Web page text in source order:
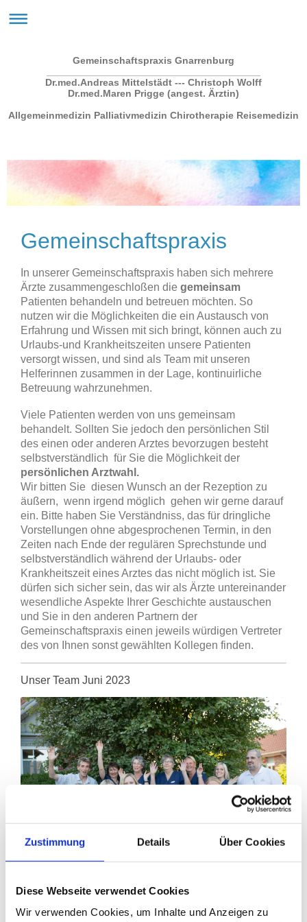
Zustimmung Details Über Cookies
Diese Webseite verwendet Cookies
Wir verwenden Cookies, um Inhalte und Anzeigen zu
Gemeinschaftspraxis Gnarrenburg
Dr.med.Andreas Mittelstädt --- Christoph Wolff
Dr.med.Maren Prigge (angest. Ärztin)
Allgemeinmedizin Palliativmedizin Chirotherapie Reisemedizin
Gemeinschaftspraxis
In unserer Gemeinschaftspraxis haben sich mehrere
Ärzte zusammengeschloßen die gemeinsam
Patienten behandeln und betreuen möchten. So
nutzen wir die Möglichkeiten die ein Austausch von
Erfahrung und Wissen mit sich bringt, können auch zu
Urlaubs-und Krankheitszeiten unsere Patienten
versorgt wissen, und sind als Team mit unseren
Helferinnen zusammen in der Lage, kontinuirliche
Betreuung wahrzunehmen.
Viele Patienten werden von uns gemeinsam
behandelt. Sollten Sie jedoch den persönlichen Stil
des einen oder anderen Arztes bevorzugen besteht
selbstverständlich für Sie die Möglichkeit der
persönlichen Arztwahl.
Wir bitten Sie diesen Wunsch an der Rezeption zu
äußern, wenn irgend möglich gehen wir gerne darauf
ein. Bitte haben Sie Verständniss, das für dringliche
Vorstellungen ohne abgesprochenen Termin, in den
Zeiten nach Ende der regulären Sprechstunde und
selbstverständlich während der Urlaubs- oder
Krankheitszeit eines Arztes das nicht möglich ist. Sie
dürfen sich sicher sein, das wir als Ärzte untereinander
wesendliche Aspekte Ihrer Geschichte austauschen
und Sie in den anderen Partnern der
Gemeinschaftspraxis einen jeweils würdigen Vertreter
des von Ihnen sonst gewählten Kollegen finden.
Unser Team Juni 2023
Das Team und seine Änderung
Derzeit suchen wir für unsere Praxis Verstärkung durch